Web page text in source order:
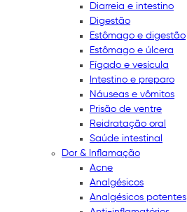
Diarreia e intestino
Digestão
Estômago e digestão
Estômago e úlcera
Fígado e vesícula
Intestino e preparo
Náuseas e vômitos
Prisão de ventre
Reidratação oral
Saúde intestinal
Dor & Inflamação
Acne
Analgésicos
Analgésicos potentes